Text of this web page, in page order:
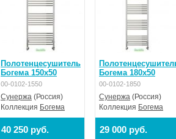
Полотенцесушитель
Богема 150x50
00-0102-1550
Сунержа (Россия)
Коллекция Богема
40 250 руб.
Богема 180x50
00-0102-1850
Сунержа (Россия)
Коллекция Богема
29 000 руб.